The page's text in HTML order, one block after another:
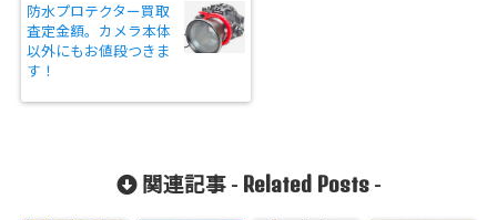
防水プロテクター買取
査定金額。カメラ本体
以外にもお値段つきま
す！
関連記事 - Related Posts-